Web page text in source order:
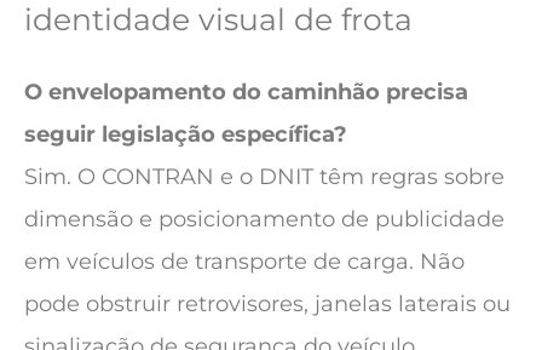
identidade visual de frota
O envelopamento do caminhão precisa
seguir legislação específica?
Sim. O CONTRAN e o DNIT têm regras sobre
dimensão e posicionamento de publicidade
em veículos de transporte de carga. Não
pode obstruir retrovisores, janelas laterais ou